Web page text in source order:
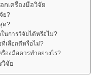
กเครื่องมือวิจัย
ย?
ด?
นการวิจัยได้หรือไม่?
ที่เลือกดีหรือไม่?
องมือควรทำอย่างไร?
จัย